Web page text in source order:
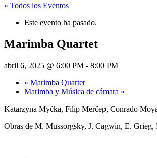
« Todos los Eventos
Este evento ha pasado.
Marimba Quartet
abril 6, 2025 @ 6:00 PM - 8:00 PM
« Marimba Quartet
Marimba y Música de cámara »
Katarzyna Myćka, Filip Merčep, Conrado
Obras de M. Mussorgsky, J. Cagwin, E.